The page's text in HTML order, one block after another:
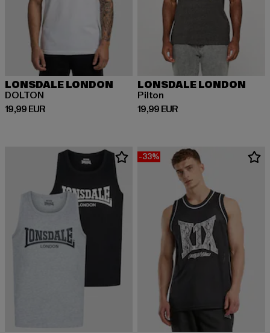
LONSDALE LONDON
DOLTON
19,99 EUR
Prix courant: 19,99 EUR
LONSDALE LONDON
Pilton
19,99 EUR
Prix courant: 19,99 EUR
-33%